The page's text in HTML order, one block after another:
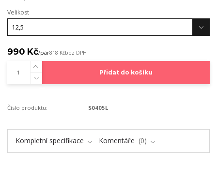
Velikost
990 Kč/pár818 Kčbez DPH
Přidat do košíku
Číslo produktu: S0405L
Kompletní specifikace Komentáře 0